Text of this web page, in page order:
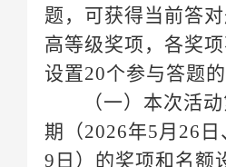
设置20个参与答题
期（
9日）的奖项和名额